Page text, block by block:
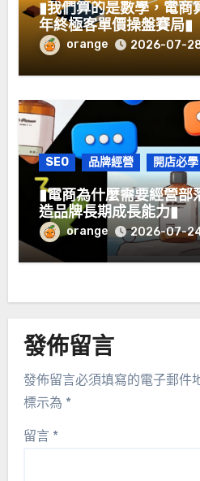
▮我們算的是數學，電
年終極客單價操盤賽局▮
orange 2026-07-
SEO 品牌經營 開店必學
▮電商為什麼需要經營
造品牌長期成長能力▮
orange 2026-07-
發佈留言
發佈留言必須填寫的電子郵件
標示為 *
留言 *